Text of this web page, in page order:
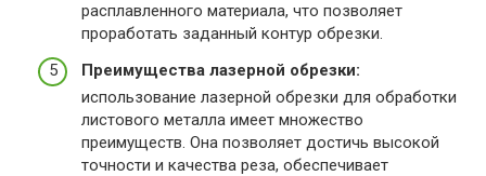
расплавленного материала, что позволяет
проработать заданный контур обрезки.
Преимущества лазерной обрезки:
использование лазерной обрезки для обработки
листового металла имеет множество
преимуществ. Она позволяет достичь высокой
точности и качества реза, обеспечивает